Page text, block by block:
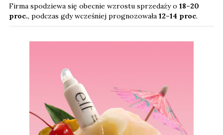
Firma spodziewa się obecnie wzrostu sprzedaży o 18–20
proc., podczas gdy wcześniej prognozowała 12–14 proc.